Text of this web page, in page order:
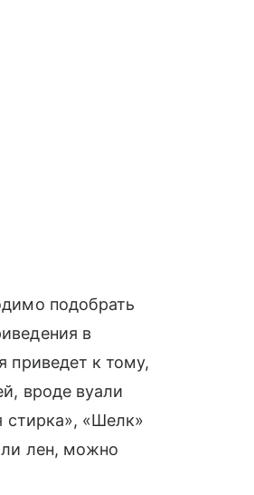
подобрать
в
приведет к тому,
вроде вуали
стирка», «‎Шелк»
лен, можно